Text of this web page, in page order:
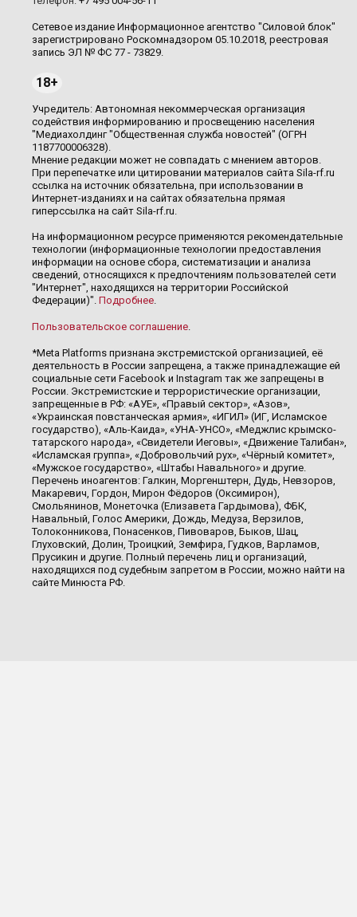
Сетевое издание Информационное агентство "Силовой блок"
зарегистрировано Роскомнадзором 05.10.2018, реестровая
запись ЭЛ № ФС 77 - 73829.
18+
Учредитель: Автономная некоммерческая организация
содействия информированию и просвещению населения
"Медиахолдинг "Общественная служба новостей" (ОГРН
1187700006328).
Мнение редакции может не совпадать с мнением авторов.
При перепечатке или цитировании материалов сайта Sila-rf.ru
ссылка на источник обязательна, при использовании в
Интернет-изданиях и на сайтах обязательна прямая
гиперссылка на сайт Sila-rf.ru.
На информационном ресурсе применяются рекомендательные
технологии (информационные технологии предоставления
информации на основе сбора, систематизации и анализа
сведений, относящихся к предпочтениям пользователей сети
"Интернет", находящихся на территории Российской
Федерации)". Подробнее.
Пользовательское соглашение.
*Meta Platforms признана экстремистской организацией, её
деятельность в России запрещена, а также принадлежащие ей
социальные сети Facebook и Instagram так же запрещены в
России. Экстремистские и террористические организации,
запрещенные в РФ: «АУЕ», «Правый сектор», «Азов»,
«Украинская повстанческая армия», «ИГИЛ» (ИГ, Исламское
государство), «Аль-Каида», «УНА-УНСО», «Меджлис крымско-
татарского народа», «Свидетели Иеговы», «Движение Талибан»,
«Исламская группа», «Добровольчий рух», «Чёрный комитет»,
«Мужское государство», «Штабы Навального» и другие.
Перечень иноагентов: Галкин, Моргенштерн, Дудь, Невзоров,
Макаревич, Гордон, Мирон Фёдоров (Оксимирон),
Смольянинов, Монеточка (Елизавета Гардымова), ФБК,
Навальный, Голос Америки, Дождь, Медуза, Верзилов,
Толоконникова, Понасенков, Пивоваров, Быков, Шац,
Глуховский, Долин, Троицкий, Земфира, Гудков, Варламов,
Прусикин и другие. Полный перечень лиц и организаций,
находящихся под судебным запретом в России, можно найти на
сайте Минюста РФ.